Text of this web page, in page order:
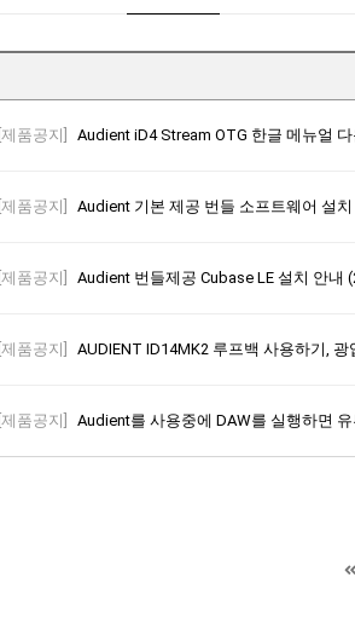
[제품공지]
Audient iD4 Stream OTG 한글 메뉴얼
[제품공지]
Audient 기본 제공 번들 소프트웨어 설
[제품공지]
Audient 번들제공 Cubase LE 설치 안내
[제품공지]
AUDIENT ID14MK2 루프백 사용하기,
[제품공지]
Audient를 사용중에 DAW를 실행하면